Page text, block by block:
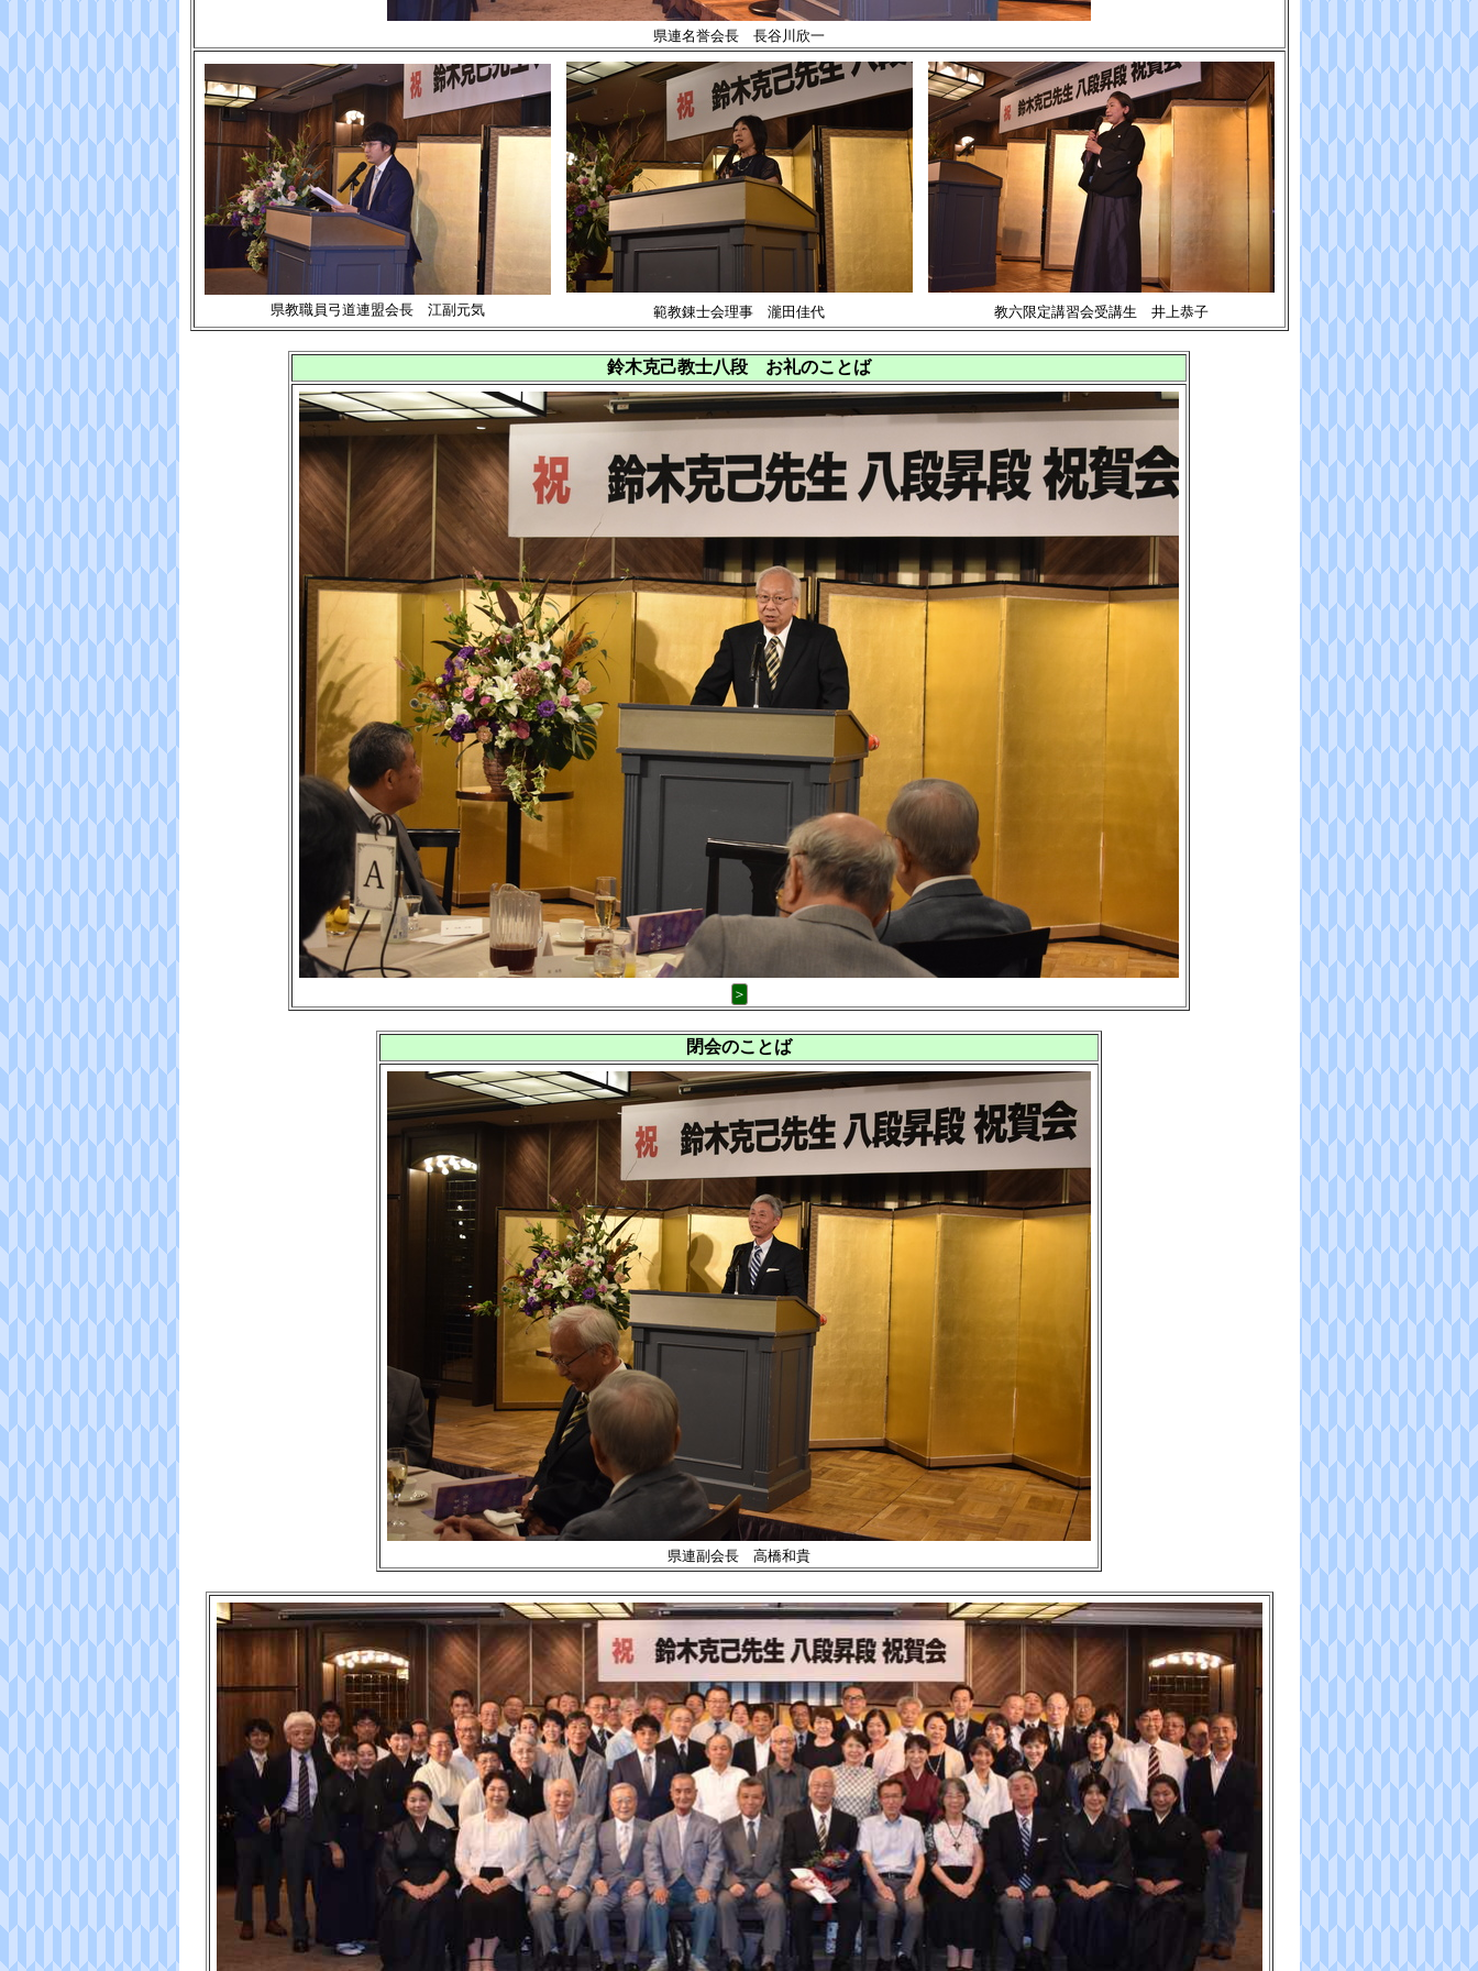
県連名誉会長 長谷川欣一
県教職員弓道連盟会長 江副元気 範教錬士会理事 瀧田佳代 教六限定講習会受講生 井上恭子
鈴木克己教士八段 お礼のことば
＞
閉会のことば
県連副会長 高橋和貴